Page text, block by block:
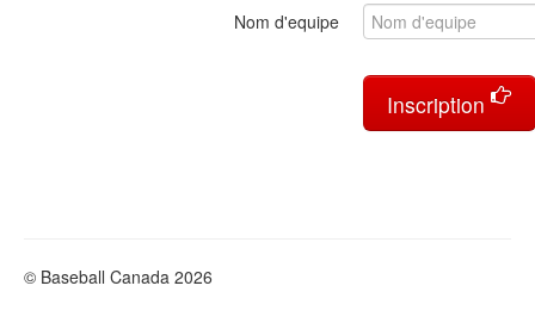
Nom d'equipe
Inscription
© Baseball Canada 2026